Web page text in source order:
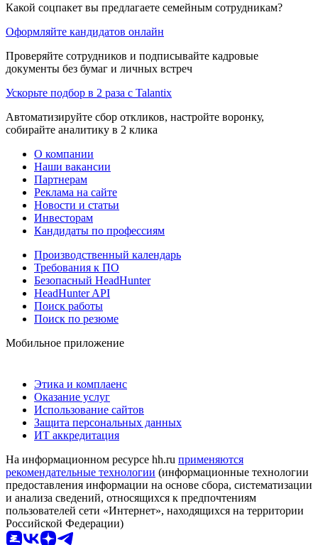
Какой соцпакет вы предлагаете семейным сотрудникам?
Оформляйте кандидатов онлайн
Проверяйте сотрудников и подписывайте кадровые
документы без бумаг и личных встреч
Ускорьте подбор в 2 раза с Talantix
Автоматизируйте сбор откликов, настройте воронку,
собирайте аналитику в 2 клика
О компании
Наши вакансии
Партнерам
Реклама на сайте
Новости и статьи
Инвесторам
Кандидаты по профессиям
Производственный календарь
Требования к ПО
Безопасный HeadHunter
HeadHunter API
Поиск работы
Поиск по резюме
Мобильное приложение
Этика и комплаенс
Оказание услуг
Использование сайтов
Защита персональных данных
ИТ аккредитация
На информационном ресурсе hh.ru применяются
рекомендательные технологии (информационные технологии
предоставления информации на основе сбора, систематизации
и анализа сведений, относящихся к предпочтениям
пользователей сети «Интернет», находящихся на территории
Российской Федерации)